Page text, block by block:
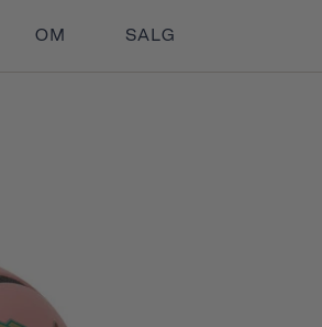
OM SALG